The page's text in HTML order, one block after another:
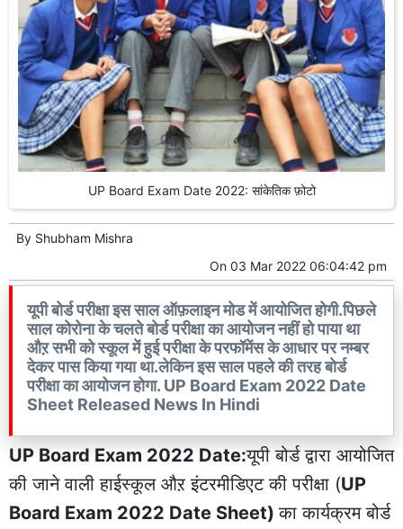
UP Board Exam Date 2022: सांकेतिक फ़ोटो
By Shubham Mishra
On 03 Mar 2022 06:04:42 pm
यूपी बोर्ड परीक्षा इस साल ऑफ़लाइन मोड में आयोजित होगी.पिछले
साल कोरोना के चलते बोर्ड परीक्षा का आयोजन नहीं हो पाया था
औऱ सभी को स्कूल में हुई परीक्षा के परफॉमेंस के आधार पर नम्बर
देकर पास किया गया था.लेकिन इस साल पहले की तरह बोर्ड
परीक्षा का आयोजन होगा. UP Board Exam 2022 Date
Sheet Released News In Hindi
UP Board Exam 2022 Date:यूपी बोर्ड द्वारा आयोजित
की जाने वाली हाईस्कूल औऱ इंटरमीडिएट की परीक्षा (UP
Board Exam 2022 Date Sheet)का कार्यक्रम बोर्ड